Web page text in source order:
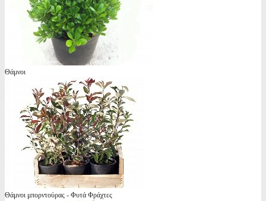
Θάμνοι
Θάμνοι μπορντούρας - Φυτά Φράχτες